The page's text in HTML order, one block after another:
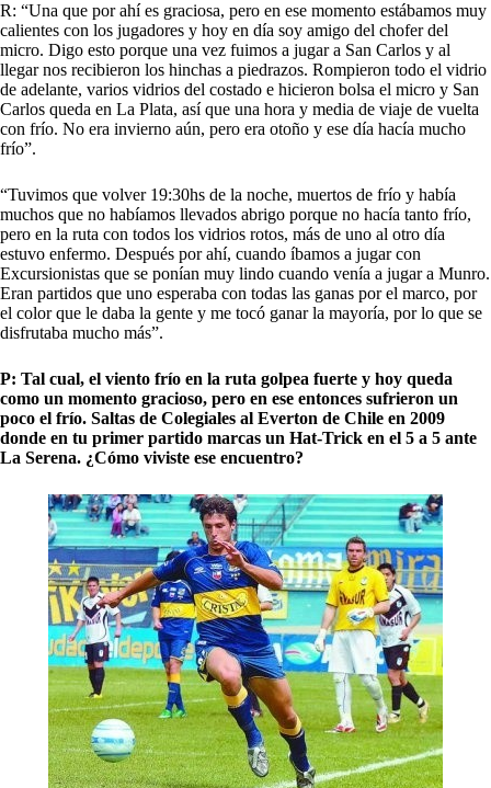
R: “Una que por ahí es graciosa, pero en ese momento estábamos muy
calientes con los jugadores y hoy en día soy amigo del chofer del
micro. Digo esto porque una vez fuimos a jugar a San Carlos y al
llegar nos recibieron los hinchas a piedrazos. Rompieron todo el vidrio
de adelante, varios vidrios del costado e hicieron bolsa el micro y San
Carlos queda en La Plata, así que una hora y media de viaje de vuelta
con frío. No era invierno aún, pero era otoño y ese día hacía mucho
frío”.
“Tuvimos que volver 19:30hs de la noche, muertos de frío y había
muchos que no habíamos llevados abrigo porque no hacía tanto frío,
pero en la ruta con todos los vidrios rotos, más de uno al otro día
estuvo enfermo. Después por ahí, cuando íbamos a jugar con
Excursionistas que se ponían muy lindo cuando venía a jugar a Munro.
Eran partidos que uno esperaba con todas las ganas por el marco, por
el color que le daba la gente y me tocó ganar la mayoría, por lo que se
disfrutaba mucho más”.
P: Tal cual, el viento frío en la ruta golpea fuerte y hoy queda
como un momento gracioso, pero en ese entonces sufrieron un
poco el frío. Saltas de Colegiales al Everton de Chile en 2009
donde en tu primer partido marcas un Hat-Trick en el 5 a 5 ante
La Serena. ¿Cómo viviste ese encuentro?